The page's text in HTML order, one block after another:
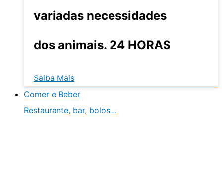
variadas necessidades
dos animais. 24 HORAS
Saiba Mais
Comer e Beber
Restaurante, bar, bolos…